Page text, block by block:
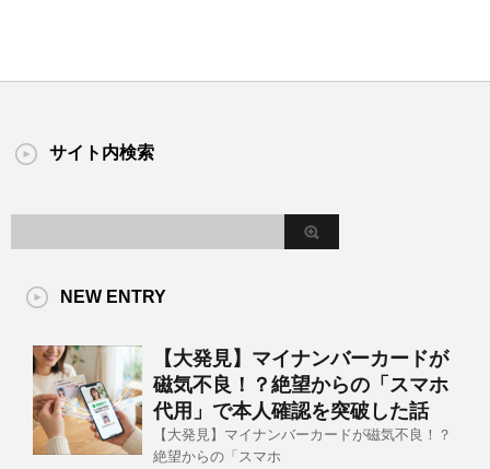
サイト内検索
NEW ENTRY
【大発見】マイナンバーカードが
磁気不良！？絶望からの「スマホ
代用」で本人確認を突破した話
【大発見】マイナンバーカードが磁気不良！？
絶望からの「スマホ